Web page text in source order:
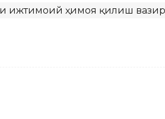
ижтимоий ҳимоя қилиш